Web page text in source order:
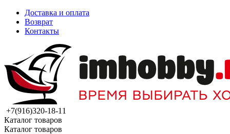
Доставка и оплата
Возврат
Контакты
+7(916)320-18-11
Каталог товаров
Каталог товаров